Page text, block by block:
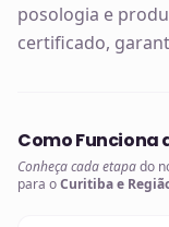
posologia e
certificado,
Como Funciona
Conheça cada etapado
para oCuritiba e